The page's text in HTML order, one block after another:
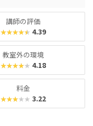
講師の評価
★★★★★ 4.39
教室外の環境
★★★★★ 4.18
料金
★★★★★ 3.22